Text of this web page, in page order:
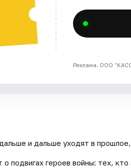
Реклама. ООО
и дальше уходят в
о подвигах героев войны: тех,